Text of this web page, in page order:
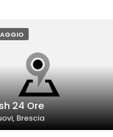
24 Ore
Brescia